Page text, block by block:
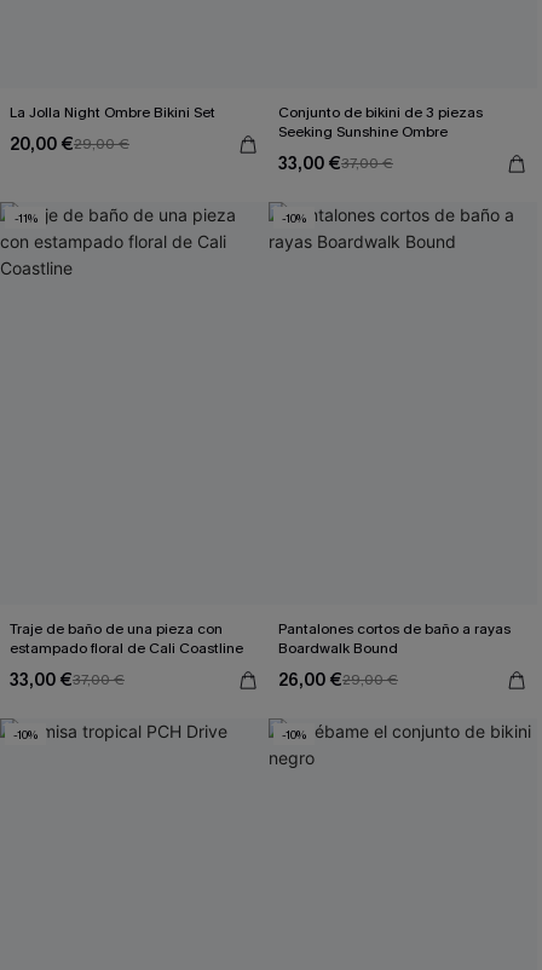
La Jolla Night Ombre Bikini Set
20,00 €29,00 €
Conjunto de bikini de 3 piezas
Seeking Sunshine Ombre
33,00 €37,00 €
-11%
Traje de baño de una pieza con
estampado floral de Cali Coastline
33,00 €37,00 €
-10%
Pantalones cortos de baño a rayas
Boardwalk Bound
26,00 €29,00 €
-10% -10%